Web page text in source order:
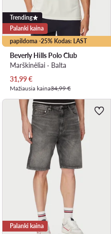
papildoma -25% Kodas: LAST
Trending
Palanki kaina
Beverly Hills Polo Club
Marškinėliai · Balta
Dabartinė kaina
31,99€
Mažiausia kaina34,99 €
Palanki kaina